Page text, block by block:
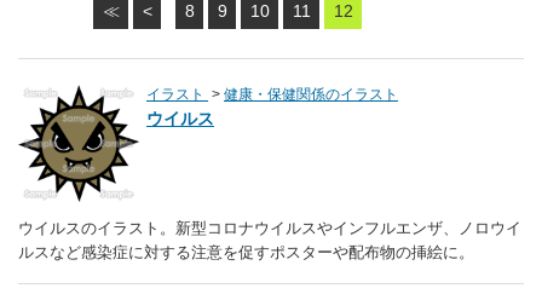
≪ < 8 9 10 11 12
イラスト 健康・保健関係のイラスト
ウイルス
ウイルスのイラスト。新型コロナウイルスやインフルエンザ、ノロウイ
ルスなど感染症に対する注意を促すポスターや配布物の挿絵に。